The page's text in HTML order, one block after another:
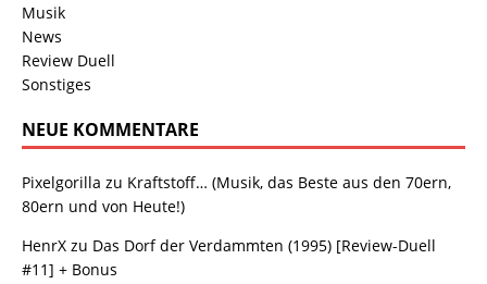
Musik
News
Review Duell
Sonstiges
NEUE KOMMENTARE
Pixelgorilla zu Kraftstoff… (Musik, das Beste aus den 70ern,
80ern und von Heute!)
HenrX zu Das Dorf der Verdammten (1995) [Review-Duell
#11] + Bonus